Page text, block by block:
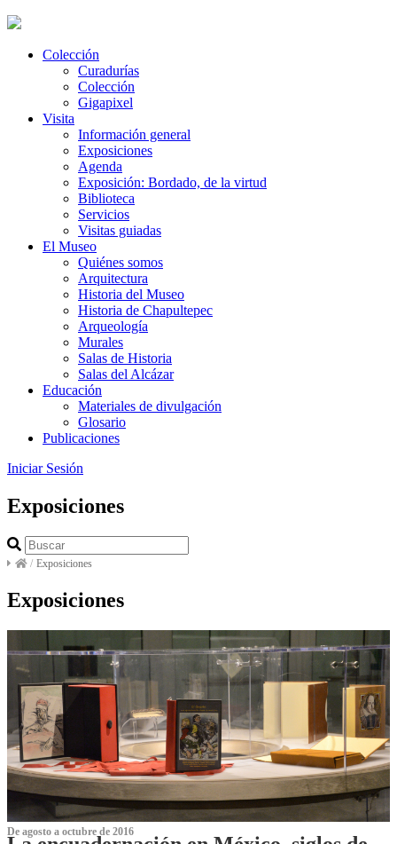
Colección
Curadurías
Colección
Gigapixel
Visita
Información general
Exposiciones
Agenda
Exposición: Bordado, de la virtud
Biblioteca
Servicios
Visitas guiadas
El Museo
Quiénes somos
Arquitectura
Historia del Museo
Historia de Chapultepec
Arqueología
Murales
Salas de Historia
Salas del Alcázar
Educación
Materiales de divulgación
Glosario
Publicaciones
Iniciar Sesión
Exposiciones
/ Exposiciones
Exposiciones
De agosto a octubre de 2016